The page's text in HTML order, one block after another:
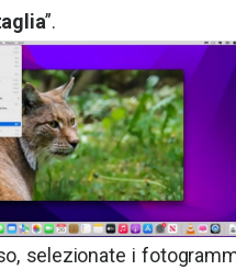
”.
selezionate i